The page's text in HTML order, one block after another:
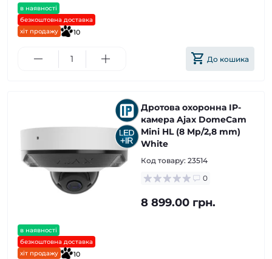
в наявності
безкоштовна доставка
хіт продажу
10
До кошика
в наявності
безкоштовна доставка
хіт продажу
10
Дротова охоронна IP-
камера Ajax DomeCam
Mini HL (8 Mp/2,8 mm)
White
Код товару: 23514
0
8 899.00 грн.